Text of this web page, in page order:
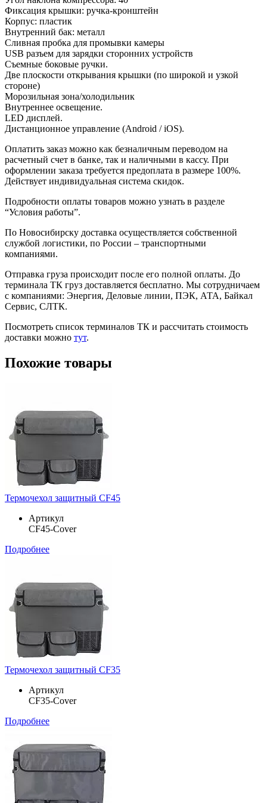
Фиксация крышки: ручка-кронштейн
Корпус: пластик
Внутренний бак: металл
Сливная пробка для промывки камеры
USB разъем для зарядки сторонних устройств
Съемные боковые ручки.
Две плоскости открывания крышки (по широкой и узкой
стороне)
Морозильная зона/холодильник
Внутреннее освещение.
LED дисплей.
Дистанционное управление (Android / iOS).
Оплатить заказ можно как безналичным переводом на
расчетный счет в банке, так и наличными в кассу. При
оформлении заказа требуется предоплата в размере 100%.
Действует индивидуальная система скидок.
Подробности оплаты товаров можно узнать в разделе
“Условия работы”.
По Новосибирску доставка осуществляется собственной
службой логистики, по России – транспортными
компаниями.
Отправка груза происходит после его полной оплаты. До
терминала ТК груз доставляется бесплатно. Мы сотрудничаем
с компаниями: Энергия, Деловые линии, ПЭК, АТА, Байкал
Сервис, СЛТК.
Посмотреть список терминалов ТК и рассчитать стоимость
доставки можно тут.
Похожие товары
Термочехол защитный CF45
Артикул
CF45-Cover
Подробнее
Термочехол защитный CF35
Артикул
CF35-Cover
Подробнее